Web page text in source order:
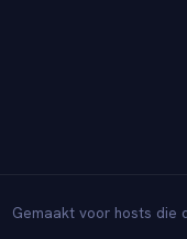
Gemaakt voor hosts die